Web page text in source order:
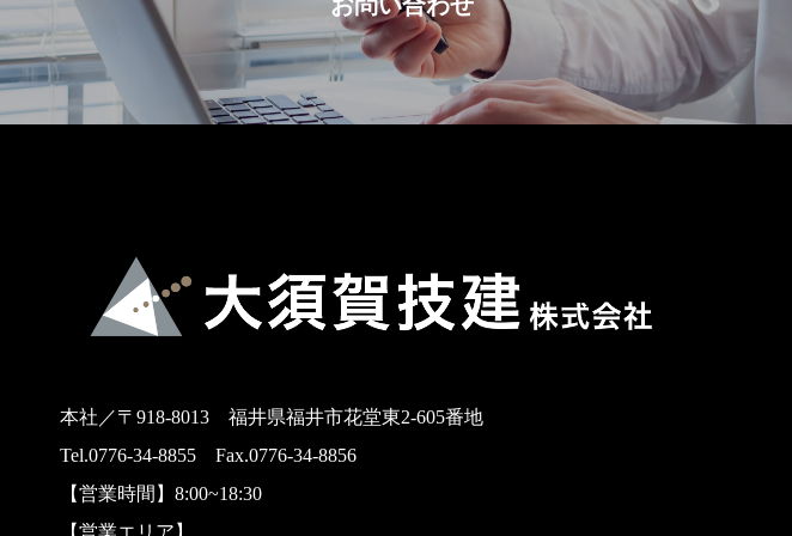
本社／〒918-8013 福井県福井市花堂東2-605番地
Tel.0776-34-8855 Fax.0776-34-8856
【営業時間】8:00~18:30
【営業エリア】